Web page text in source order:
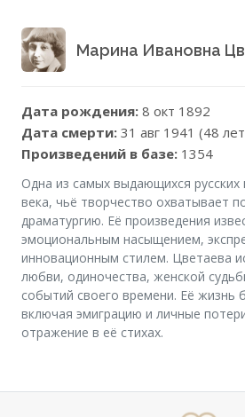
Марина Ивановна
Дата рождения: 8 окт 1892
Дата смерти: 31 авг 1941 (48
Произведений в базе: 1354
Одна из самых выдающихся русских
века, чьё творчество охватывает
драматургию. Её произведения
эмоциональным насыщением,
инновационным стилем. Цветаева
любви, одиночества, женской
событий своего времени. Её жизнь
включая эмиграцию и личные
отражение в её стихах.